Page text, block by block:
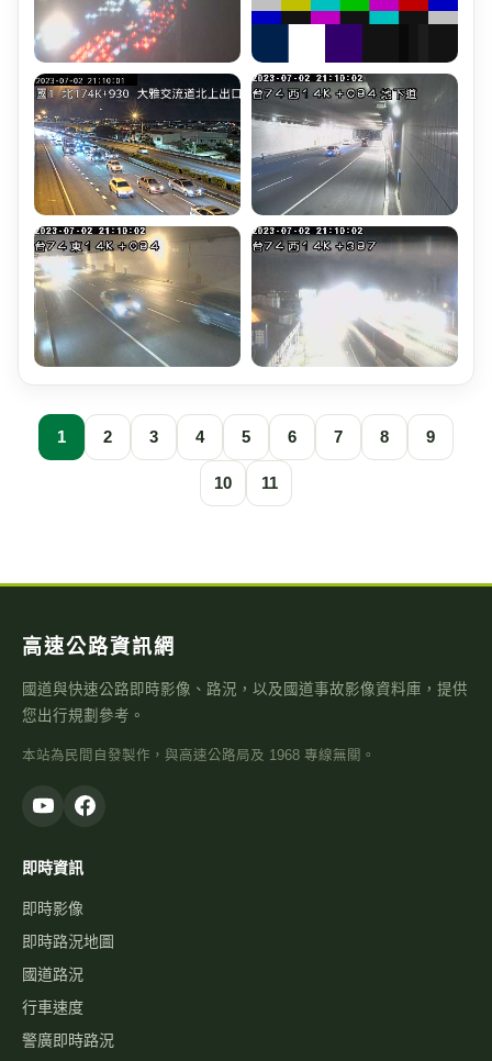
1 2 3 4 5 6 7 8 9
10 11
高速公路資訊網
國道與快速公路即時影像、路況，以及國道事故影像資料庫，提供
您出行規劃參考。
本站為民間自發製作，與高速公路局及 1968 專線無關。
即時資訊
即時影像
即時路況地圖
國道路況
行車速度
警廣即時路況